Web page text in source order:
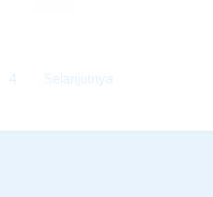
4 Selanjutnya